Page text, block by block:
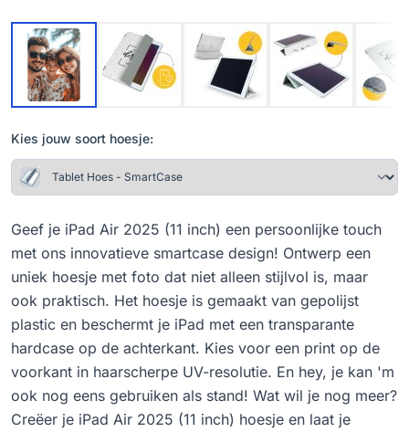
Kies jouw soort hoesje:
Geef je iPad Air 2025 (11 inch) een persoonlijke touch
met ons innovatieve smartcase design! Ontwerp een
uniek hoesje met foto dat niet alleen stijlvol is, maar
ook praktisch. Het hoesje is gemaakt van gepolijst
plastic en beschermt je iPad met een transparante
hardcase op de achterkant. Kies voor een print op de
voorkant in haarscherpe UV-resolutie. En hey, je kan 'm
ook nog eens gebruiken als stand! Wat wil je nog meer?
Creëer je iPad Air 2025 (11 inch) hoesje en laat je